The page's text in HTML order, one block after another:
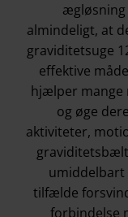
almindeligt, at
graviditetsuge
effektive
hjælper mange
og øge
aktiviteter,
umiddelbart
tilfælde
forbindelse